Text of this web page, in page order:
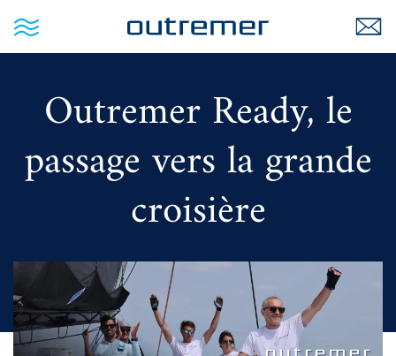
Outremer Ready, le
passage vers la grande
croisière